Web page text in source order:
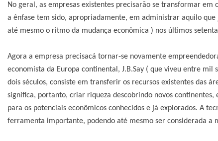
No geral, as empresas existentes precisarão se transformar
a ênfase tem sido, apropriadamente, em administrar aquilo
até mesmo o ritmo da mudança econômica ) nos últimos
Agora a empresa precisacá tornar-se novamente
economista da Europa continental, J.B.Say ( que viveu entre
dois séculos, consiste em transferir os recursos existentes das
significa, portanto, criar riqueza descobrindo novos continentes,
para os potenciais econômicos conhecidos e já explorados. A
ferramenta importante, podendo até mesmo ser considerada a